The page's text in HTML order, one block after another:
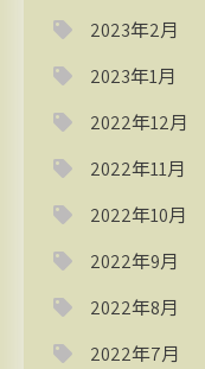
2023年2月
2023年1月
2022年12月
2022年11月
2022年10月
2022年9月
2022年8月
2022年7月